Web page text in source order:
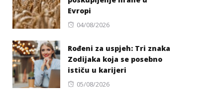
Evropi
Posted
04/08/2026
Rođeni za uspjeh: Tri znaka
Zodijaka koja se posebno
ističu u karijeri
Posted
05/08/2026